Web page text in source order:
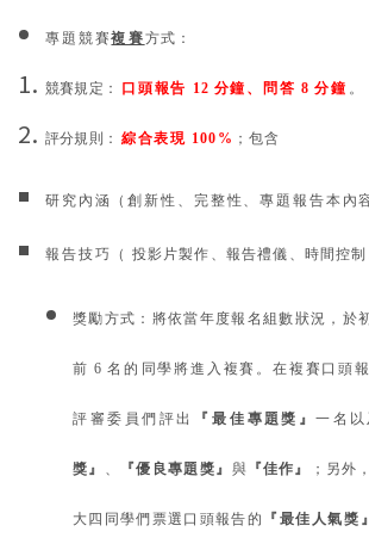
專題競賽複賽方式：
競賽規定： 口頭報告 12 分鐘、問答8分鐘 。
評分規則：綜合表現 100% ；包含
研究內涵（創新性、完整性、專題報告本內
報告技巧 （ 投影片製作、報告禮儀、時間控
獎勵方式：將依當年度報名組數狀況，於
前 6名的 同學將進入複賽。在複賽口頭
評審委員們評出 『最佳專題獎』一名以
獎』 、 『優良專題獎』 與 『佳作』 ； 另外
大四同學們票選口頭報告的 『最佳人氣獎』